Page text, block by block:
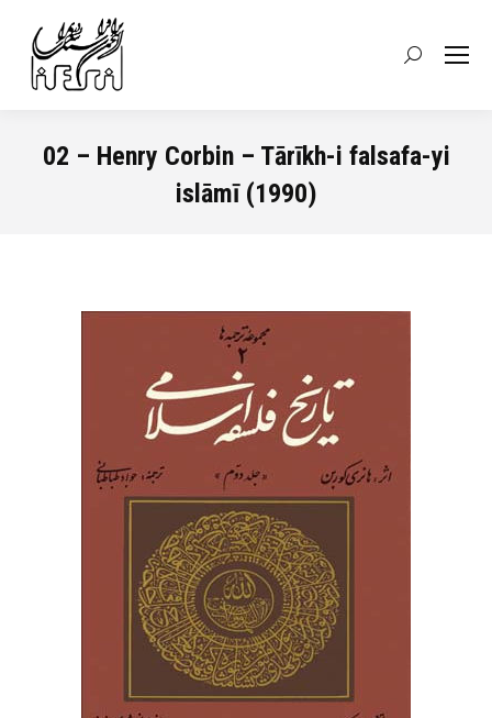
Recherche
02 – Henry Corbin – Tārīkh-i falsafa-yi
islāmī (1990)